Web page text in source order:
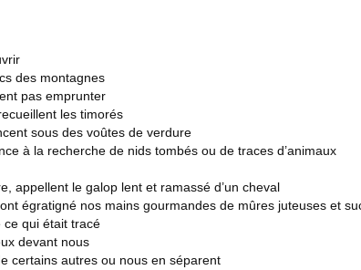
des montagnes
pas emprunter
les timorés
sous des voûtes de verdure
à la recherche de nids tombés ou de traces d’animaux
appellent le galop lent et ramassé d’un cheval
égratigné nos mains gourmandes de mûres juteuses et
ce qui était tracé
devant nous
certains autres ou nous en séparent